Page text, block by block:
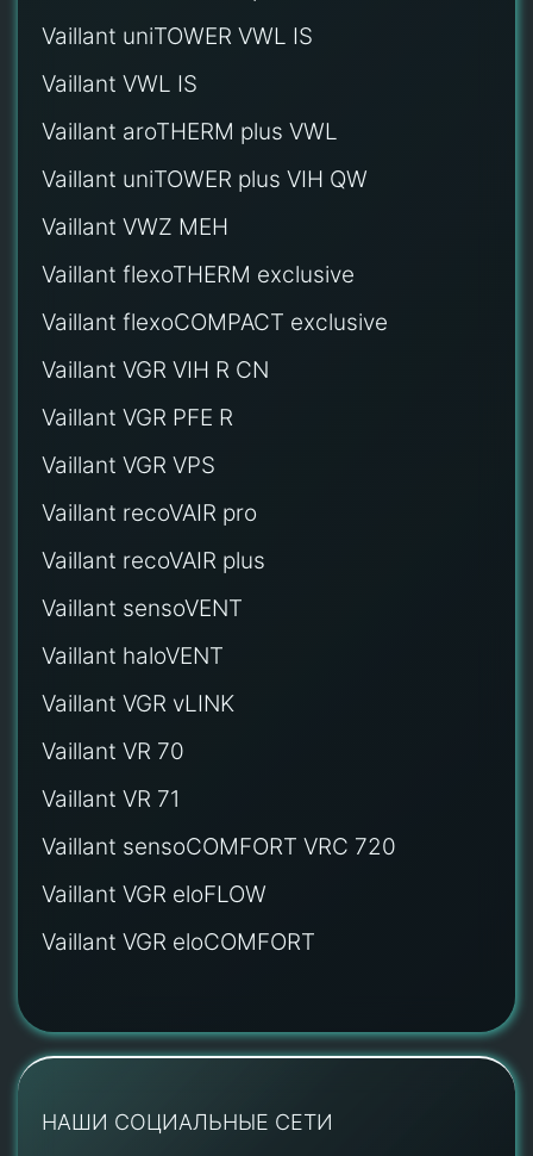
Vaillant uniTOWER VWL IS
Vaillant VWL IS
Vaillant aroTHERM plus VWL
Vaillant uniTOWER plus VIH QW
Vaillant VWZ MEH
Vaillant flexoTHERM exclusive
Vaillant flexoCOMPACT exclusive
Vaillant VGR VIH R CN
Vaillant VGR PFE R
Vaillant VGR VPS
Vaillant recoVAIR pro
Vaillant recoVAIR plus
Vaillant sensoVENT
Vaillant haloVENT
Vaillant VGR vLINK
Vaillant VR 70
Vaillant VR 71
Vaillant sensoCOMFORT VRC 720
Vaillant VGR eloFLOW
Vaillant VGR eloCOMFORT
НАШИ СОЦИАЛЬНЫЕ СЕТИ